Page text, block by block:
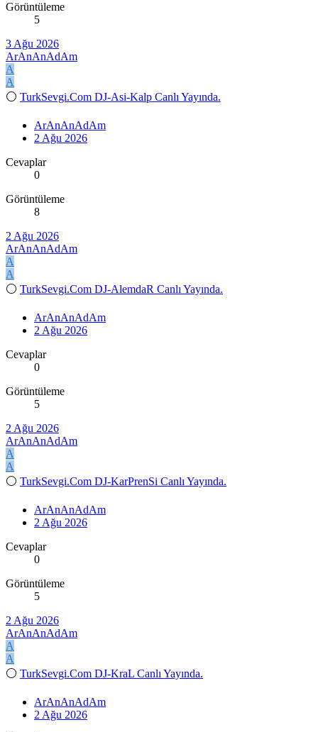
Görüntüleme
5
3 Ağu 2026
ArAnAnAdAm
A
A
⚪ TurkSevgi.Com DJ-Asi-Kalp Canlı Yayında.
ArAnAnAdAm
2 Ağu 2026
Cevaplar
0
Görüntüleme
8
2 Ağu 2026
ArAnAnAdAm
A
A
⚪ TurkSevgi.Com DJ-AlemdaR Canlı Yayında.
ArAnAnAdAm
2 Ağu 2026
Cevaplar
0
Görüntüleme
5
2 Ağu 2026
ArAnAnAdAm
A
A
⚪ TurkSevgi.Com DJ-KarPrenSi Canlı Yayında.
ArAnAnAdAm
2 Ağu 2026
Cevaplar
0
Görüntüleme
5
2 Ağu 2026
ArAnAnAdAm
A
A
⚪ TurkSevgi.Com DJ-KraL Canlı Yayında.
ArAnAnAdAm
2 Ağu 2026